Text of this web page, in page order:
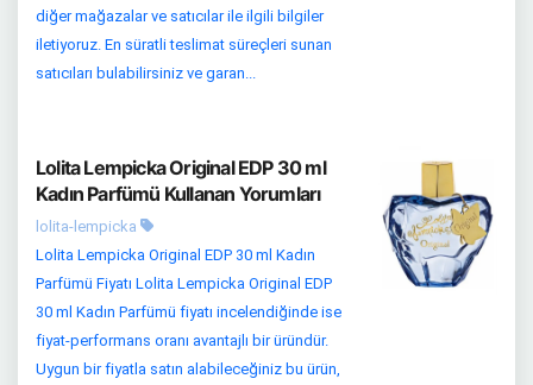
diğer mağazalar ve satıcılar ile ilgili bilgiler
iletiyoruz. En süratli teslimat süreçleri sunan
satıcıları bulabilirsiniz ve garan...
Lolita Lempicka Original EDP 30 ml
Kadın Parfümü Kullanan Yorumları
lolita-lempicka
Lolita Lempicka Original EDP 30 ml Kadın
Parfümü Fiyatı Lolita Lempicka Original EDP
30 ml Kadın Parfümü fiyatı incelendiğinde ise
fiyat-performans oranı avantajlı bir üründür.
Uygun bir fiyatla satın alabileceğiniz bu ürün,